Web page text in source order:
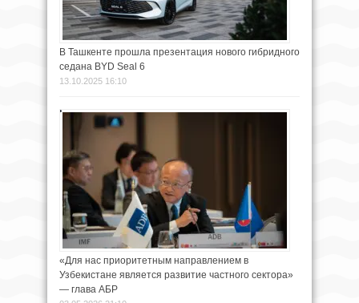
В Ташкенте прошла презентация нового гибридного
седана BYD Seal 6
13.10.2025 16:10
«Для нас приоритетным направлением в
Узбекистане является развитие частного сектора»
— глава АБР